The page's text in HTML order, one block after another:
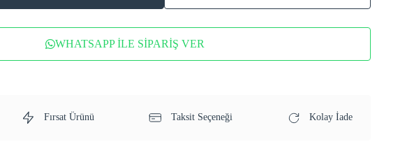
WHATSAPP İLE SİPARİŞ VER
Fırsat Ürünü Taksit Seçeneği Kolay İade